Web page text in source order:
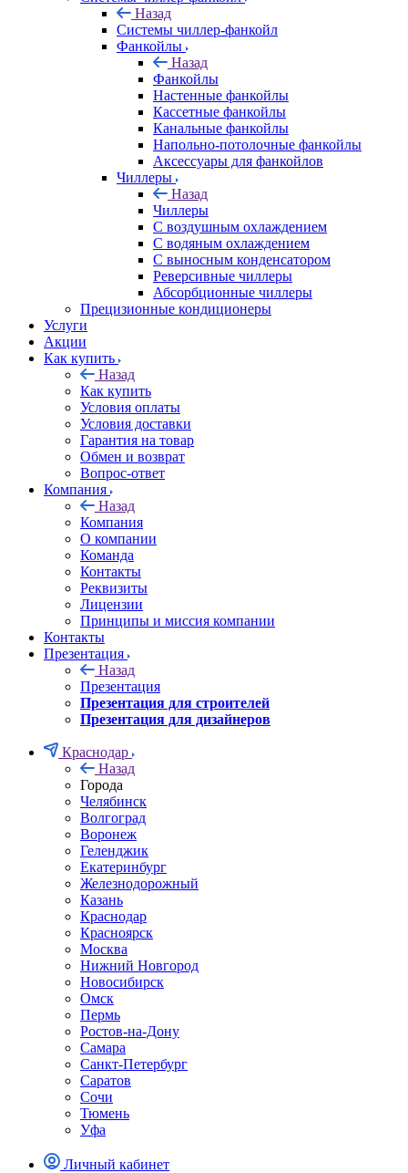
Назад
Системы чиллер-фанкойл
Фанкойлы
Назад
Фанкойлы
Настенные фанкойлы
Кассетные фанкойлы
Канальные фанкойлы
Напольно-потолочные фанкойлы
Аксессуары для фанкойлов
Чиллеры
Назад
Чиллеры
С воздушным охлаждением
С водяным охлаждением
С выносным конденсатором
Реверсивные чиллеры
Абсорбционные чиллеры
Прецизионные кондиционеры
Услуги
Акции
Как купить
Назад
Как купить
Условия оплаты
Условия доставки
Гарантия на товар
Обмен и возврат
Вопрос-ответ
Компания
Назад
Компания
О компании
Команда
Контакты
Реквизиты
Лицензии
Принципы и миссия компании
Контакты
Презентация
Назад
Презентация
Презентация для строителей
Презентация для дизайнеров
Краснодар
Назад
Города
Челябинск
Волгоград
Воронеж
Геленджик
Екатеринбург
Железнодорожный
Казань
Краснодар
Красноярск
Москва
Нижний Новгород
Новосибирск
Омск
Пермь
Ростов-на-Дону
Самара
Санкт-Петербург
Саратов
Сочи
Тюмень
Уфа
Личный кабинет